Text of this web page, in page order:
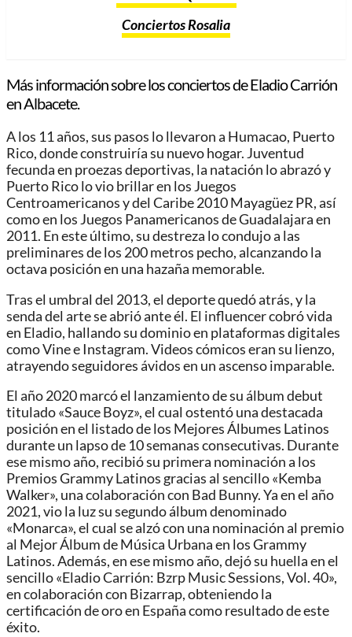
Conciertos Rosalia
Más información sobre los conciertos de Eladio Carrión
en Albacete.
A los 11 años, sus pasos lo llevaron a Humacao, Puerto
Rico, donde construiría su nuevo hogar. Juventud
fecunda en proezas deportivas, la natación lo abrazó y
Puerto Rico lo vio brillar en los Juegos
Centroamericanos y del Caribe 2010 Mayagüez PR, así
como en los Juegos Panamericanos de Guadalajara en
2011. En este último, su destreza lo condujo a las
preliminares de los 200 metros pecho, alcanzando la
octava posición en una hazaña memorable.
Tras el umbral del 2013, el deporte quedó atrás, y la
senda del arte se abrió ante él. El influencer cobró vida
en Eladio, hallando su dominio en plataformas digitales
como Vine e Instagram. Videos cómicos eran su lienzo,
atrayendo seguidores ávidos en un ascenso imparable.
El año 2020 marcó el lanzamiento de su álbum debut
titulado «Sauce Boyz», el cual ostentó una destacada
posición en el listado de los Mejores Álbumes Latinos
durante un lapso de 10 semanas consecutivas. Durante
ese mismo año, recibió su primera nominación a los
Premios Grammy Latinos gracias al sencillo «Kemba
Walker», una colaboración con Bad Bunny. Ya en el año
2021, vio la luz su segundo álbum denominado
«Monarca», el cual se alzó con una nominación al premio
al Mejor Álbum de Música Urbana en los Grammy
Latinos. Además, en ese mismo año, dejó su huella en el
sencillo «Eladio Carrión: Bzrp Music Sessions, Vol. 40»,
en colaboración con Bizarrap, obteniendo la
certificación de oro en España como resultado de este
éxito.